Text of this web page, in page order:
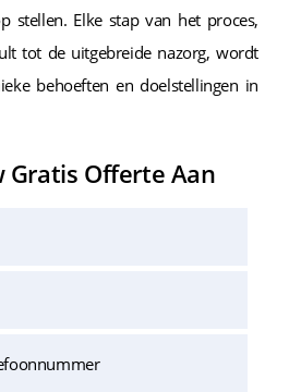
stellen. Elke stap van het proces,
tot de uitgebreide nazorg, wordt
behoeften en doelstellingen in
Gratis Offerte Aan